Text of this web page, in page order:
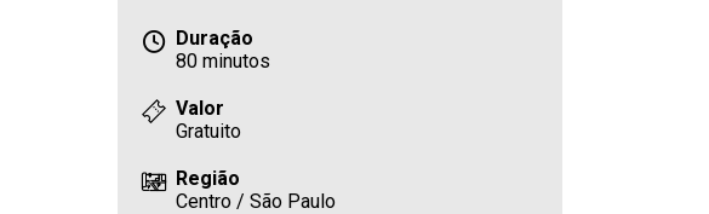
Duração
80 minutos
Valor
Gratuito
Região
Centro / São Paulo